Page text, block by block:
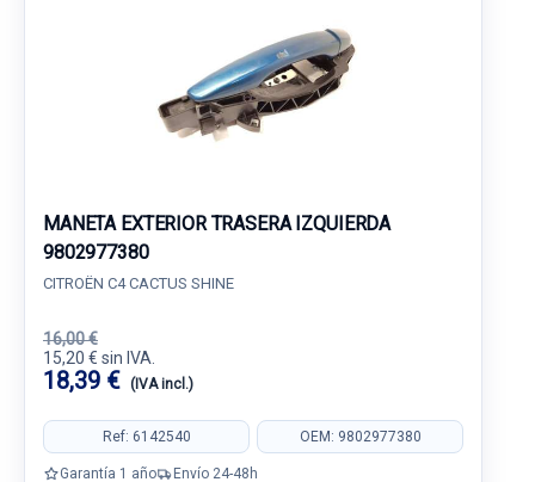
MANETA EXTERIOR TRASERA IZQUIERDA
9802977380
CITROËN C4 CACTUS SHINE
16,00 €
15,20 € sin IVA.
18,39 € (IVA incl.)
Ref: 6142540 OEM: 9802977380
Garantía 1 año Envío 24-48h